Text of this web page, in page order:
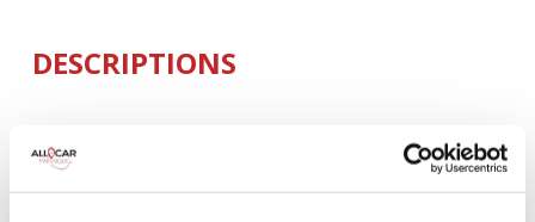
DESCRIPTIONS
5 Portes